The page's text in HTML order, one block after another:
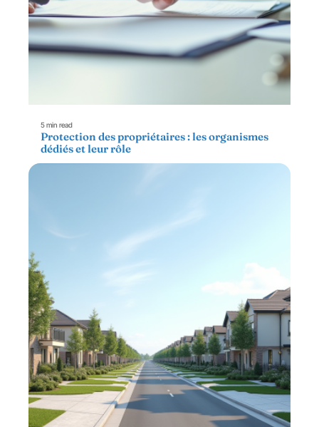
5 min read
Protection des propriétaires : les organismes
dédiés et leur rôle